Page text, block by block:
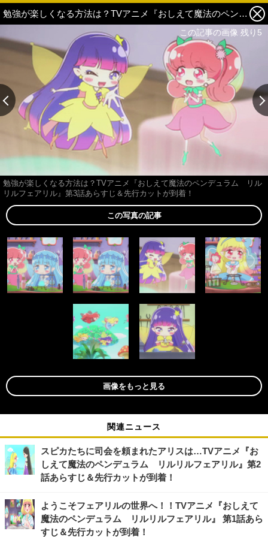
勉強が楽しくなる方法は？TVアニメ『おしえて魔法のペンデュラム リルリルフェアリル』第3話あらすじ＆先行カットが到着！ 3枚目の写真・画像
勉強が楽しくなる方法は？TVアニメ『おしえて魔法のペンデュラム リル
リルフェアリル』第3話あらすじ＆先行カットが到着！
この写真の記事
画像をもっと見る
関連ニュース
スピカたちに司会を頼まれたアリスは…TVアニメ『お
しえて魔法のペンデュラム リルリルフェアリル』第2
話あらすじ＆先行カットが到着！
ようこそフェアリルの世界へ！！TVアニメ『おしえて
魔法のペンデュラム リルリルフェアリル』 第1話あら
すじ＆先行カットが到着！
この記事の画像 残り5